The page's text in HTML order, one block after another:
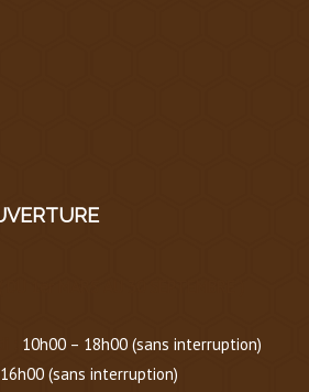
10h00 – 18h00 (sans interruption)
(sans interruption)